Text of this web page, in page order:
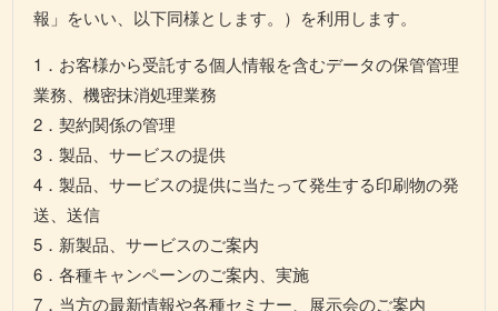
報」をいい、以下同様とします。）を利用します。
1．お客様から受託する個人情報を含むデータの保管管理
業務、機密抹消処理業務
2．契約関係の管理
3．製品、サービスの提供
4．製品、サービスの提供に当たって発生する印刷物の発
送、送信
5．新製品、サービスのご案内
6．各種キャンペーンのご案内、実施
7．当方の最新情報や各種セミナー、展示会のご案内